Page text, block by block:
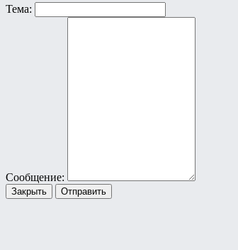
Тема:
Сообщение:
Закрыть Отправить